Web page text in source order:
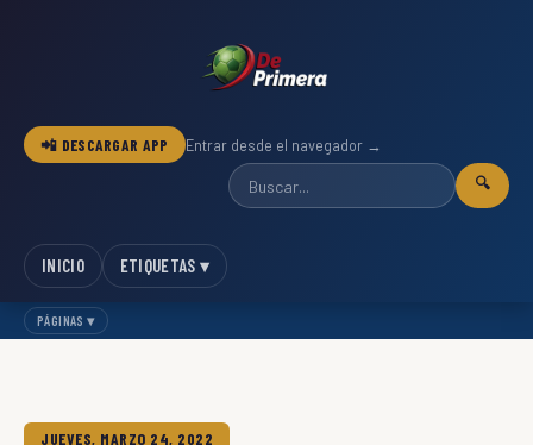
📲 DESCARGAR APP Entrar desde el navegador →
🔍
INICIO ETIQUETAS ▾
PÁGINAS ▾
JUEVES, MARZO 24, 2022